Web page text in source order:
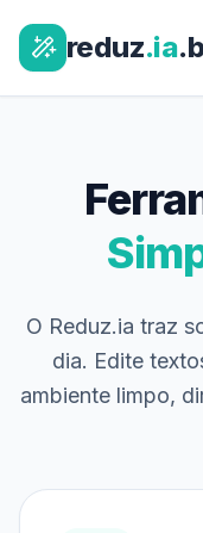
reduz.ia
O Reduz.ia traz
dia. Edite
ambiente limpo,